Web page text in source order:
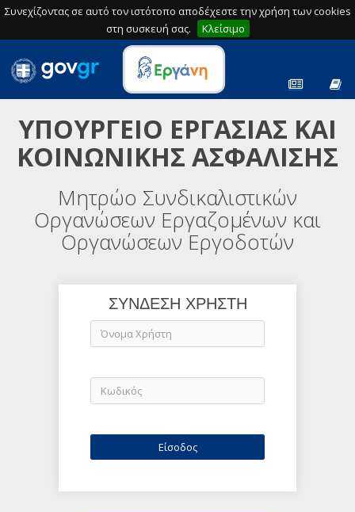
Συνεχίζοντας σε αυτό τον ιστότοπο αποδέχεστε την χρήση των cookies
στη συσκευή σας.
Κλείσιμο
ΥΠΟΥΡΓΕΙΟ ΕΡΓΑΣΙΑΣ ΚΑΙ
ΚΟΙΝΩΝΙΚΗΣ ΑΣΦΑΛΙΣΗΣ
Μητρώο Συνδικαλιστικών
Οργανώσεων Εργαζομένων και
Οργανώσεων Εργοδοτών
ΣΥΝΔΕΣΗ ΧΡΗΣΤΗ